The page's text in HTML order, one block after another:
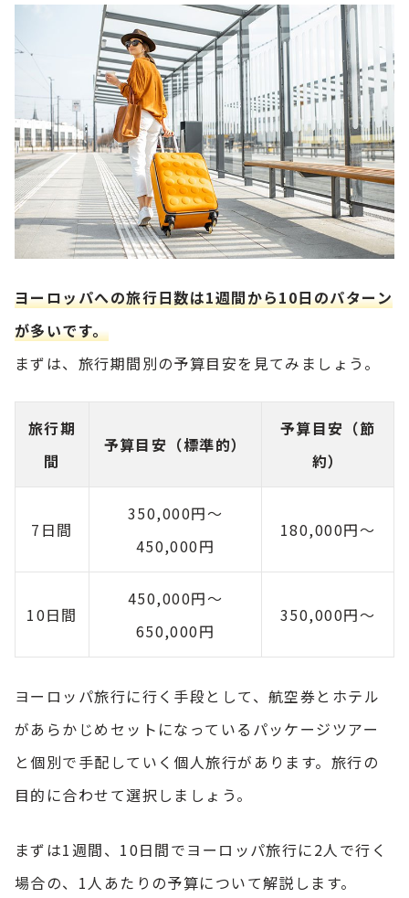
ヨーロッパへの旅行日数は1週間から10日のパターン
が多いです。
まずは、旅行期間別の予算目安を見てみましょう。
旅行期
間
予算目安（標準的）
予算目安（節
約）
7日間
350,000円〜
450,000円
180,000円〜
10日間
450,000円〜
650,000円
350,000円〜
ヨーロッパ旅行に行く手段として、航空券とホテル
があらかじめセットになっているパッケージツアー
と個別で手配していく個人旅行があります。旅行の
目的に合わせて選択しましょう。
まずは1週間、10日間でヨーロッパ旅行に2人で行く
場合の、1人あたりの予算について解説します。